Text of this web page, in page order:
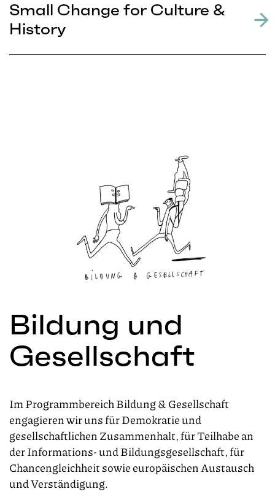
Small Change for Culture &
History
Bildung und
Gesellschaft
Im Programmbereich Bildung & Gesellschaft
engagieren wir uns für Demokratie und
gesellschaftlichen Zusammenhalt,für Teilhabe an
derInformations- und Bildungsgesellschaft, für
Chancengleichheit sowie europäischen Austausch
und Verständigung.